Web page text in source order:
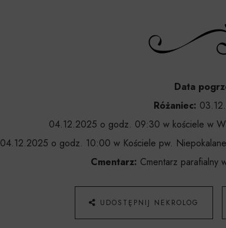
Data
Różaniec:
04.12.2025 o godz. 09:30 w kościele w
04.12.2025 o godz. 10:00 w Kościele pw.
Cmentarz: Cmentarz parafialny
UDOSTĘPNIJ NEKROLOG